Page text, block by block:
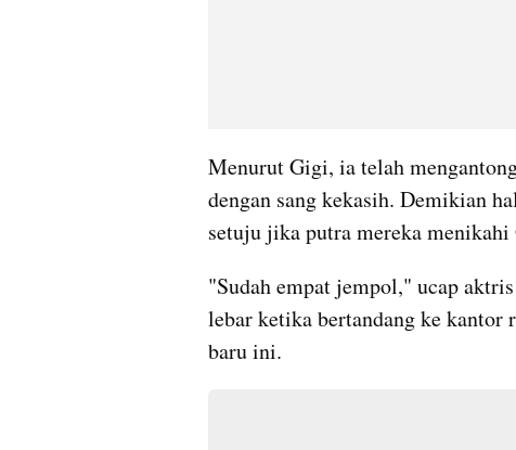
Menurut Gigi, ia telah
dengan sang kekasih. Demikian
setuju jika putra mereka
"Sudah empat jempol," ucap
lebar ketika bertandang ke kantor
baru ini.